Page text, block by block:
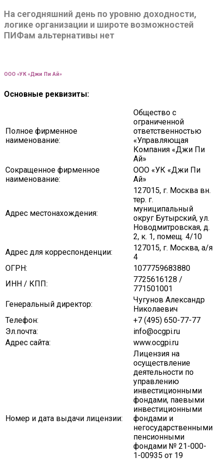
На сегодняшний день по уровню доходности,
логике организации и широте возможностей
ПИФам альтернативы нет
ООО «УК «Джи Пи Ай»
Основные реквизиты:
Полное фирменное
наименование:
Общество с
ограниченной
ответственностью
«Управляющая
Компания «Джи Пи
Ай»
Сокращенное фирменное
наименование:
ООО «УК «Джи Пи
Ай»
Адрес местонахождения:
127015, г. Москва вн.
тер. г.
муниципальный
округ Бутырский, ул.
Новодмитровская, д.
2, к. 1, помещ. 4/10
Адрес для корреспонденции:
127015, г. Москва, а/я
4
ОГРН:
1077759683880
ИНН / КПП:
7725616128 /
771501001
Генеральный директор:
Чугунов Александр
Николаевич
Телефон:
+7 (495) 650-77-77
Эл.почта:
info@ocgpi.ru
Адрес сайта:
www.ocgpi.ru
Номер и дата выдачи лицензии:
Лицензия на
осуществление
деятельности по
управлению
инвестиционными
фондами, паевыми
инвестиционными
фондами и
негосударственными
пенсионными
фондами № 21-000-
1-00935 от 19